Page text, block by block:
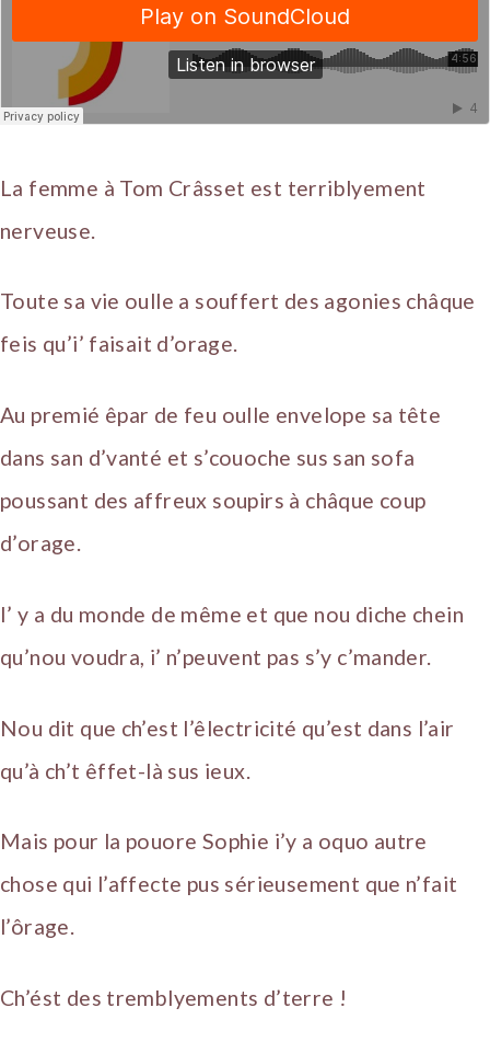
La femme à Tom Crâsset est terriblyement
nerveuse.
Toute sa vie oulle a souffert des agonies châque
feis qu’i’ faisait d’orage.
Au premié êpar de feu oulle envelope sa tête
dans san d’vanté et s’couoche sus san sofa
poussant des affreux soupirs à châque coup
d’orage.
I’ y a du monde de même et que nou diche chein
qu’nou voudra, i’ n’peuvent pas s’y c’mander.
Nou dit que ch’est l’êlectricité qu’est dans l’air
qu’à ch’t êffet-là sus ieux.
Mais pour la pouore Sophie i’y a oquo autre
chose qui l’affecte pus sérieusement que n’fait
l’ôrage.
Ch’ést des tremblyements d’terre !